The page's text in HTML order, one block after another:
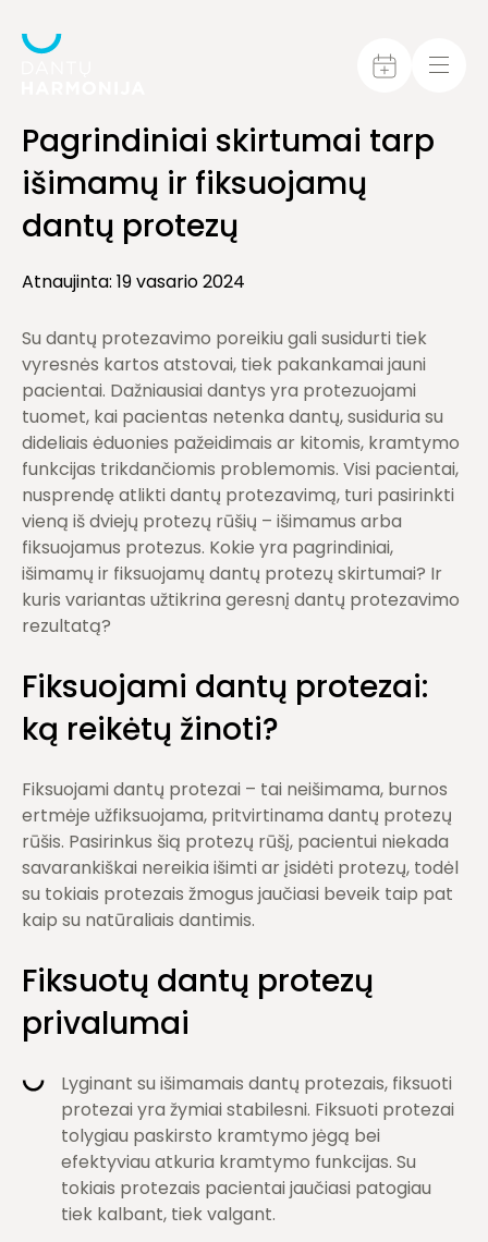
Pagrindiniai skirtumai tarp
išimamų ir fiksuojamų
dantų protezų
Atnaujinta: 19 vasario 2024
Su dantų protezavimo poreikiu gali susidurti tiek
vyresnės kartos atstovai, tiek pakankamai jauni
pacientai. Dažniausiai dantys yra protezuojami
tuomet, kai pacientas netenka dantų, susiduria su
dideliais ėduonies pažeidimais ar kitomis, kramtymo
funkcijas trikdančiomis problemomis. Visi pacientai,
nusprendę atlikti dantų protezavimą, turi pasirinkti
vieną iš dviejų protezų rūšių – išimamus arba
fiksuojamus protezus. Kokie yra pagrindiniai,
išimamų ir fiksuojamų dantų protezų skirtumai? Ir
kuris variantas užtikrina geresnį dantų protezavimo
rezultatą?
Fiksuojami dantų protezai:
ką reikėtų žinoti?
Fiksuojami dantų protezai – tai neišimama, burnos
ertmėje užfiksuojama, pritvirtinama dantų protezų
rūšis. Pasirinkus šią protezų rūšį, pacientui niekada
savarankiškai nereikia išimti ar įsidėti protezų, todėl
su tokiais protezais žmogus jaučiasi beveik taip pat
kaip su natūraliais dantimis.
Fiksuotų dantų protezų
privalumai
Lyginant su išimamais dantų protezais, fiksuoti
protezai yra žymiai stabilesni. Fiksuoti protezai
tolygiau paskirsto kramtymo jėgą bei
efektyviau atkuria kramtymo funkcijas. Su
tokiais protezais pacientai jaučiasi patogiau
tiek kalbant, tiek valgant.